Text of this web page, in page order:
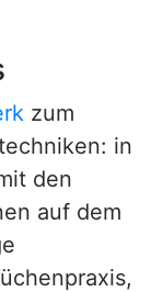
zum
in
den
auf dem